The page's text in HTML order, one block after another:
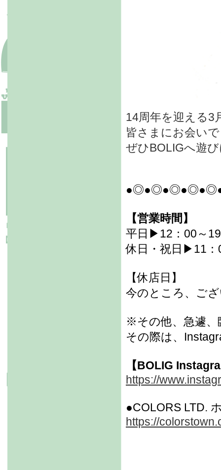
14周年を迎える3
皆さまにお会い
ぜひBOLIGへ遊
【営業時間】
平日▶12：00～
休日・祝日▶11：
【休店日】
今のところ、ご
※その他、急遽、
その際は、
【BOLIG
https://
●COLORS LTD.
https://